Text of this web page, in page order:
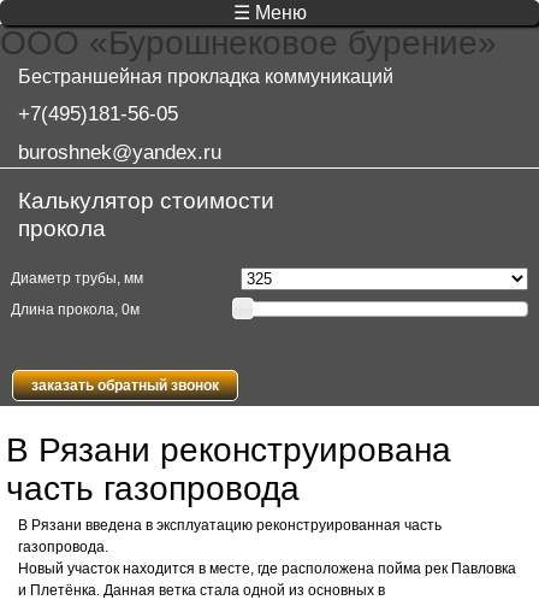
ООО «Бурошнековое бурение»
Бестраншейная прокладка коммуникаций
+7(495)181-56-05
buroshnek@yandex.ru
☰ Меню
Калькулятор стоимости
прокола
Диаметр трубы, мм
Длина прокола, 0м
заказать обратный звонок
В Рязани реконструирована
часть газопровода
В Рязани введена в эксплуатацию реконструированная часть
газопровода.
Новый участок находится в месте, где расположена пойма рек Павловка
и Плетёнка. Данная ветка стала одной из основных в